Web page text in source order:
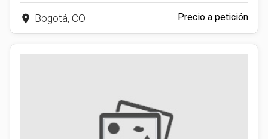
place Bogotá, CO Precio a petición